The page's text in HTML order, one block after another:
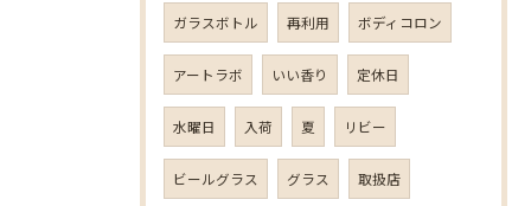
ガラスボトル 再利用 ボディコロン
アートラボ いい香り 定休日
水曜日 入荷 夏 リビー
ビールグラス グラス 取扱店